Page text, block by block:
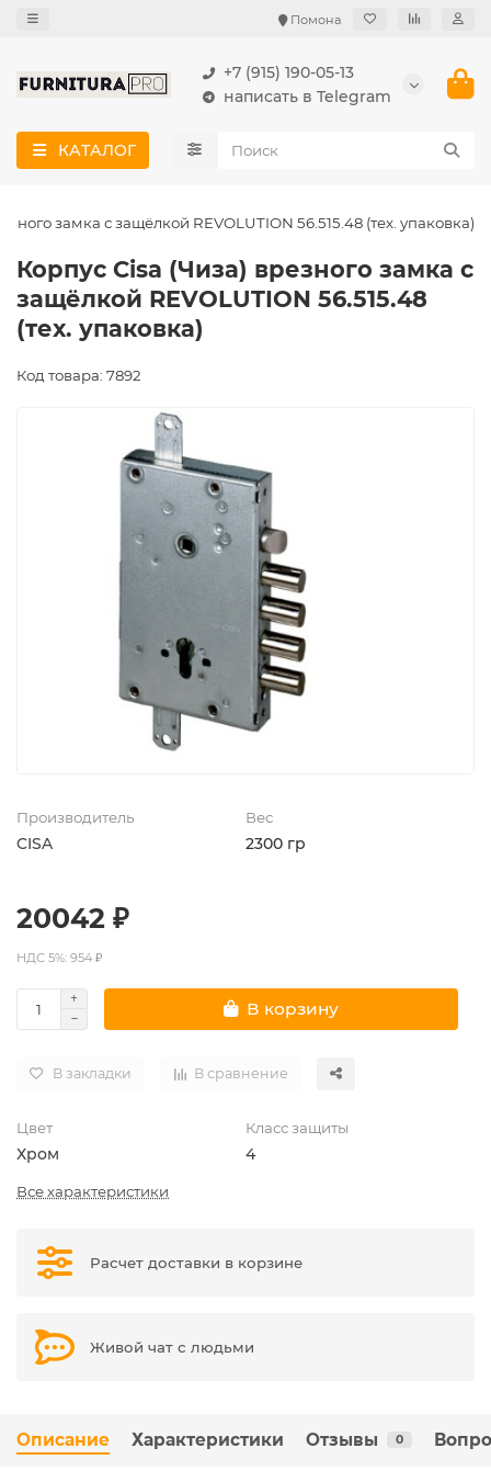
Помона
+7 (915) 190-05-13
написать в Telegram
КАТАЛОГ
замка с защёлкой REVOLUTION 56.515.48 (тех. упаковка)
Корпус Cisa (Чиза) врезного замка с
защёлкой REVOLUTION 56.515.48
(тех. упаковка)
Код товара: 7892
Производитель
CISA
Вес
2300 гр
20042 ₽
НДС 5%: 954 ₽
В корзину
В закладки В сравнение
Цвет
Хром
Класс защиты
4
Все характеристики
Расчет доставки в корзине
Живой чат с людьми
Описание Характеристики Отзывы 0